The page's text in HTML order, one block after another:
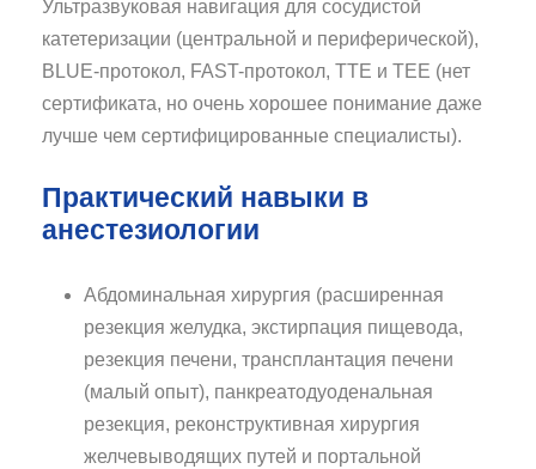
Ультразвуковая навигация для сосудистой
катетеризации (центральной и периферической),
BLUE-протокол, FAST-протокол, TTE и TEE (нет
сертификата, но очень хорошее понимание даже
лучше чем сертифицированные специалисты).
Практический навыки в
анестезиологии
Абдоминальная хирургия (расширенная
резекция желудка, экстирпация пищевода,
резекция печени, трансплантация печени
(малый опыт), панкреатодуоденальная
резекция, реконструктивная хирургия
желчевыводящих путей и портальной